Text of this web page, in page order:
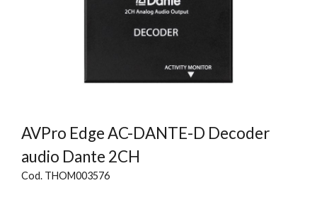
AVPro Edge AC-DANTE-D Decoder
audio Dante 2CH
Cod. THOM003576